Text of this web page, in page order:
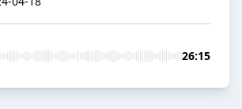
26:15